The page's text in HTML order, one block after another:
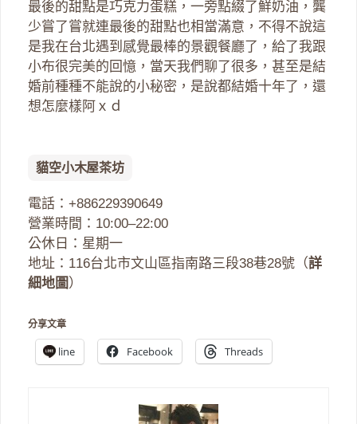
最後的甜點是巧克力蛋糕，一旁點綴了鮮奶油，龔
少嘗了嘗就連最後的甜點也相當滿意，不得不說這
是我在台北遇到感覺最棒的景觀餐廳了，給了我跟
小布很完美的回憶，當天我們聊了很多，甚至是結
婚前種種不能說的小秘密，是說都結婚十年了，還
想怎麼樣阿ｘｄ
貓空小木屋茶坊
電話：+886229390649
營業時間：10:00–22:00
公休日：星期一
地址：116台北市文山區指南路三段38巷28號（詳
細地圖）
分享文章
line Facebook Threads